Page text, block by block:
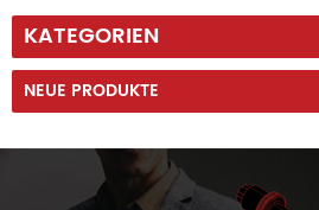
KATEGORIEN
NEUE PRODUKTE